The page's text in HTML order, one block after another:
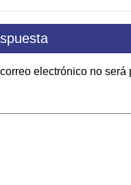
electrónico no será